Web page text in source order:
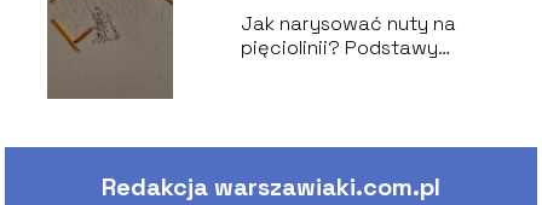
Jak narysować nuty na
pięciolinii? Podstawy
Redakcja warszawiaki.com.pl